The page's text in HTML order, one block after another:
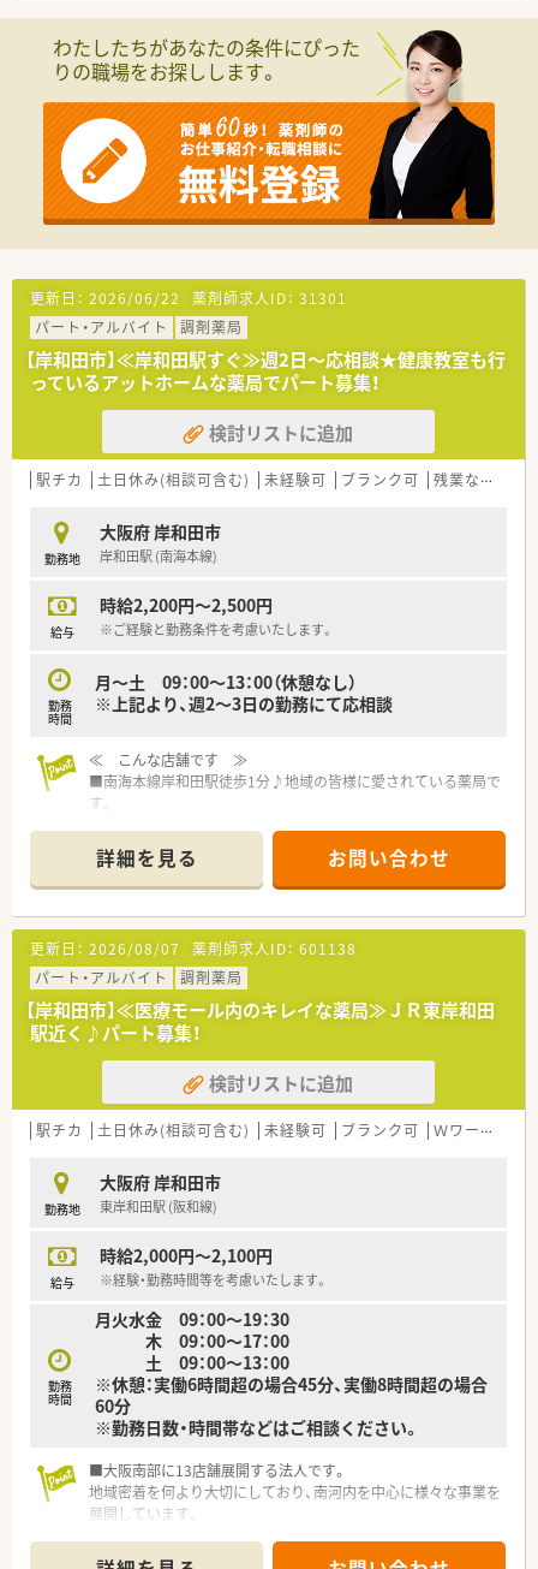
わたしたちがあなたの条件にぴった
りの職場をお探しします。
更新日： 2026/06/22 薬剤師求人ID： 31301
パート・アルバイト
調剤薬局
【岸和田市】≪岸和田駅すぐ≫週2日～応相談★健康教室も行
っているアットホームな薬局でパート募集！
検討リストに追加
駅チカ 土日休み(相談可含む) 未経験可 ブランク可 残業なし(ほぼなし含む)
勤務地
大阪府 岸和田市
岸和田駅 (南海本線)
給与
時給2,200円～2,500円
※ご経験と勤務条件を考慮いたします。
勤務
時間
月～土 09：00～13：00（休憩なし）
※上記より、週2～3日の勤務にて応相談
≪ こんな店舗です ≫
■南海本線岸和田駅徒歩1分♪地域の皆様に愛されている薬局で
す。
時は中央出口東側から出ていただくと、コンビニやドラッグスト
アがあり便利です。
■人員配置が充実している為、薬剤師の働きやすさはもちろん、
患者様からも待ち時間も短いと好評価いただけています。
≪ 業務内容 ≫
■１日の平均処方箋枚数は200枚。（4500枚/月）
枚数だけを見ると多く感じますが、一人あたりは25枚程度で
すのでご安心くださいませ。
■薬剤師は常勤7名、パート2名の常時８名体制★いろいろな考
えを持った方と働けるのは、ご自身の刺激にもなりますね！
■主に内科, 外科, 消化器科, 整形外科, 眼科, 在宅(施設)がメイン
となり、担当施設は100名程になります。
■南大阪を中心に5店舗を展開している地域密着型の薬局です。
■在宅業務に注力されており、注射ポンプも使用するため、MA店
舗のくすのき薬局以外は全店舗で無菌調剤室を完備、。
が癌患者、他に神経難病など）が多く、近畿大学や野江病院など
と連携しながらドクターとの往診同行も行っております。
キルアップに力を入れております。
■2ヶ月に一回、地域の方に向けた健康教室を開催されています
(参加費は無料)
直近のテーマは「日焼けについて」「日焼けと食事」などがござ
います(管理栄養士も在籍)
■ベテランの薬剤師が多数在籍されており、ブランクがある方で
■残業もしっかり管理！1分単位で支給されます。
詳細を見る お問い合わせ
更新日： 2026/08/07 薬剤師求人ID： 601138
パート・アルバイト
調剤薬局
【岸和田市】≪医療モール内のキレイな薬局≫ＪＲ東岸和田
駅近く♪パート募集！
検討リストに追加
駅チカ 土日休み(相談可含む) 未経験可 ブランク可 Ｗワーク可
勤務地
大阪府 岸和田市
東岸和田駅 (阪和線)
給与
時給2,000円～2,100円
※経験・勤務時間等を考慮いたします。
勤務
時間
月火水金 09：00～19：30
木 09：00～17：00
土 09：00～13：00
※休憩：実働6時間超の場合45分、実働8時間超の場合
60分
※勤務日数・時間帯などはご相談ください。
■大阪南部に13店舗展開する法人です。
地域密着を何より大切にしており、南河内を中心に様々な事業を
展開しています。
アプランセンター、福祉用具レンタル・販売事業所、デイサービ